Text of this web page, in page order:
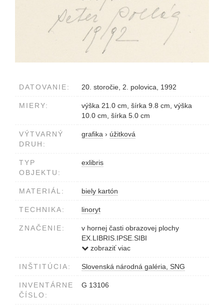
DATOVANIE: 20. storočie, 2. polovica, 1992
MIERY:
výška 21.0 cm, šírka 9.8 cm, výška
10.0 cm, šírka 5.0 cm
VÝTVARNÝ
DRUH:
grafika › úžitková
TYP
OBJEKTU:
exlibris
MATERIÁL: biely kartón
TECHNIKA: linoryt
ZNAČENIE:
v hornej časti obrazovej plochy
EX.LIBRIS.IPSE.SIBI
dole v strede 25/150 Peter Poll��g
zobraziť viac
INŠTITÚCIA: Slovenská národná galéria, SNG
INVENTÁRNE
ČÍSLO:
G 13106